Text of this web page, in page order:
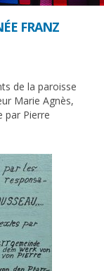
de Thiais
FRANZ
de la paroisse
Marie Agnès,
par Pierre